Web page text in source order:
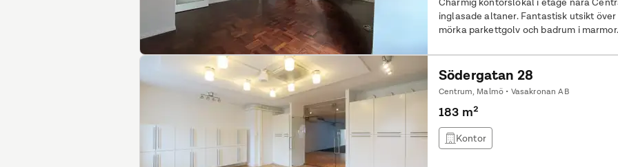
inglasade altaner. Fantastisk utsikt
mörka parkettgolv och badrum i marmor.
Södergatan 28
Centrum, Malmö • Vasakronan AB
183 m²
Kontor